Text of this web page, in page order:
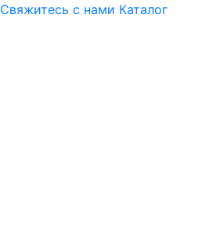
Свяжитесь с нами Каталог